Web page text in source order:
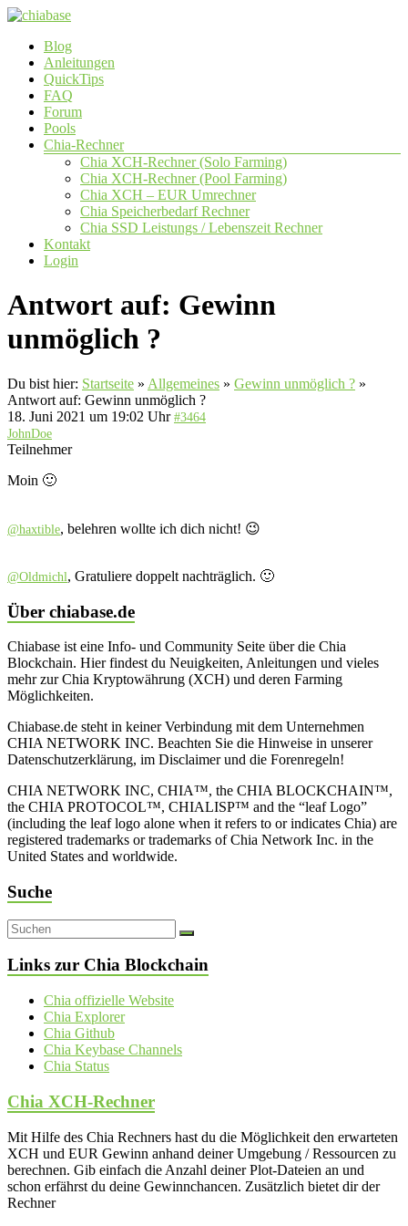
Zum
springen
chiabase
CHIA
Info-
Community
Seite
Menü
Blog
Anleitungen
QuickTips
FAQ
Forum
Pools
Chia-Rechner
Chia XCH-Rechner (Solo Farming)
Chia XCH-Rechner (Pool Farming)
Chia XCH – EUR Umrechner
Chia Speicherbedarf Rechner
Chia SSD Leistungs / Lebenszeit Rechner
Kontakt
Login
Antwort auf: Gewinn
unmöglich ?
Du bist hier: Startseite » Allgemeines » Gewinn unmöglich ? »
Antwort auf: Gewinn unmöglich ?
18. Juni 2021 um 19:02 Uhr #3464
JohnDoe
Teilnehmer
Moin 🙂
@haxtible, belehren wollte ich dich nicht! 😉
@Oldmichl , Gratuliere doppelt nachträglich. 🙂
Über chiabase.de
Chiabase ist eine Info- und Community Seite über die Chia
Blockchain. Hier findest du Neuigkeiten, Anleitungen und vieles
mehr zur Chia Kryptowährung (XCH) und deren Farming
Möglichkeiten.
Chiabase.de steht in keiner Verbindung mit dem Unternehmen
CHIA NETWORK INC. Beachten Sie die Hinweise in unserer
Datenschutzerklärung, im Disclaimer und die Forenregeln!
CHIA NETWORK INC, CHIA™, the CHIA BLOCKCHAIN™,
the CHIA PROTOCOL™, CHIALISP™ and the “leaf Logo”
(including the leaf logo alone when it refers to or indicates Chia) are
registered trademarks or trademarks of Chia Network Inc. in the
United States and worldwide.
Suche
Links zur Chia Blockchain
Chia offizielle Website
Chia Explorer
Chia Github
Chia Keybase Channels
Chia Status
Chia XCH-Rechner
Mit Hilfe des Chia Rechners hast du die Möglichkeit den erwarteten
XCH und EUR Gewinn anhand deiner Umgebung / Ressourcen zu
berechnen. Gib einfach die Anzahl deiner Plot-Dateien an und
schon erfährst du deine Gewinnchancen. Zusätzlich bietet dir der
Rechner